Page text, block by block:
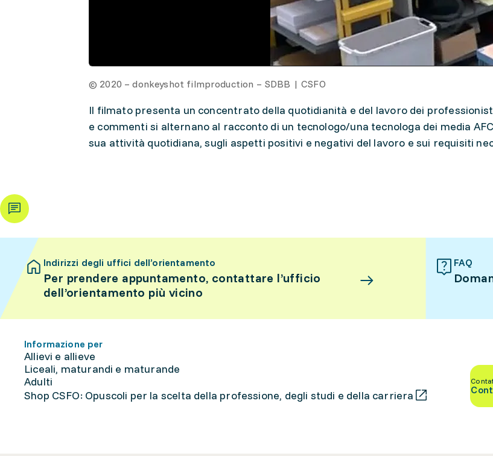
© 2020 – donkeyshot filmproduction – SDBB | CSFO
Il filmato presenta un concentrato della quotidianità e del lavoro dei
e commenti si alternano al racconto di un tecnologo/una tecnologa dei media
sua attività quotidiana, sugli aspetti positivi e negativi del lavoro e sui requisiti
Indirizzi degli uffici dell’orientamento
Per prendere appuntamento, contattare l’ufficio
dell’orientamento più vicino
FAQ
Informazione per
Allievi e allieve
Liceali, maturandi e maturande
Adulti
Shop CSFO: Opuscoli per la scelta della professione, degli studi e della carriera